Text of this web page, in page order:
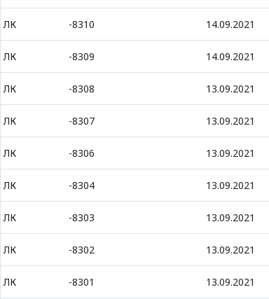
ЛК -8310 14.09.2021
ЛК -8309 14.09.2021
ЛК -8308 13.09.2021
ЛК -8307 13.09.2021
ЛК -8306 13.09.2021
ЛК -8304 13.09.2021
ЛК -8303 13.09.2021
ЛК -8302 13.09.2021
ЛК -8301 13.09.2021